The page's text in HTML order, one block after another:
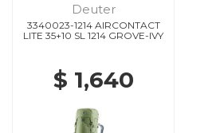
Deuter
3340023-1214 AIRCONTACT
LITE 35+10 SL 1214 GROVE-IVY
$ 1,640